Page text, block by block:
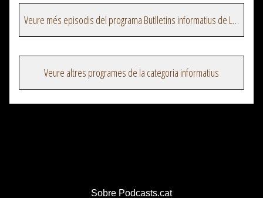
Veure més episodis del programa Butlletins informatius de La Xarxa
Veure altres programes de la categoria informatius
Sobre Podcasts.cat